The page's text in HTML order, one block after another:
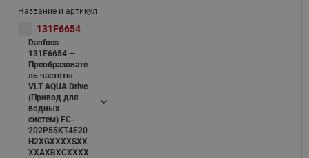
131F6654
Danfoss
131F6654 —
Преобразовате
ль частоты
VLT AQUA Drive
(Привод для
водных
систем) FC-
202P55KT4E20
H2XGXXXXSXX
XXAXBXCXXXX